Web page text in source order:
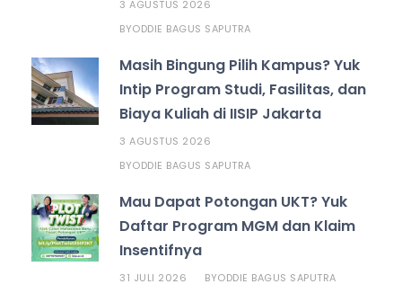
3 AGUSTUS 2026
BYODDIE BAGUS SAPUTRA
Masih Bingung Pilih Kampus? Yuk
Intip Program Studi, Fasilitas, dan
Biaya Kuliah di IISIP Jakarta
3 AGUSTUS 2026
BYODDIE BAGUS SAPUTRA
Mau Dapat Potongan UKT? Yuk
Daftar Program MGM dan Klaim
Insentifnya
31 JULI 2026 BYODDIE BAGUS SAPUTRA